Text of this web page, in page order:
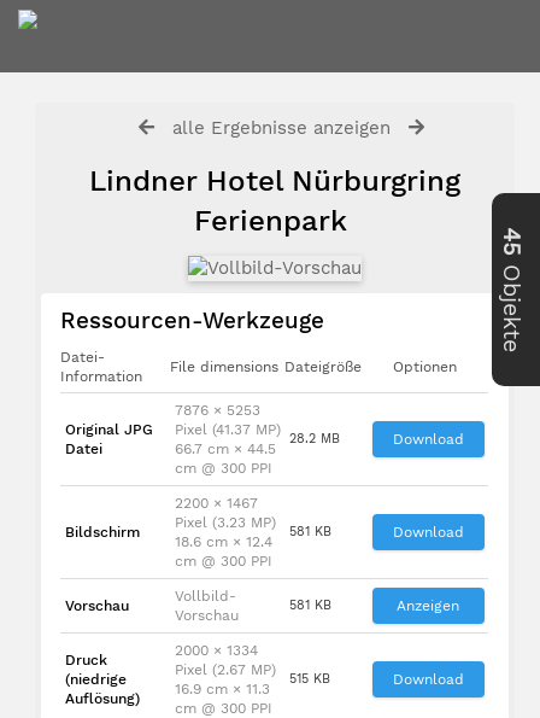
alle Ergebnisse anzeigen
Lindner Hotel Nürburgring
Ferienpark
Ressourcen-Werkzeuge
Datei-
Information
File dimensions Dateigröße Optionen
Original JPG
Datei
7876 × 5253
Pixel (41.37 MP)
66.7 cm × 44.5
cm @ 300 PPI
28.2 MB Download
Bildschirm
2200 × 1467
Pixel (3.23 MP)
18.6 cm × 12.4
cm @ 300 PPI
581 KB Download
Vorschau
Vollbild-
Vorschau
581 KB Anzeigen
Druck
(niedrige
Auflösung)
2000 × 1334
Pixel (2.67 MP)
16.9 cm × 11.3
cm @ 300 PPI
515 KB Download
45
Objekte